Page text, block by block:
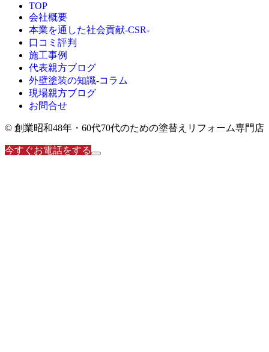
TOP
会社概要
本業を通した社会貢献-CSR-
口コミ評判
施工事例
代表親方ブログ
外壁塗装の知識‐コラム
現場親方ブログ
お問合せ
© 創業昭和48年・60代70代のための塗替えリフォーム専門店
今すぐお電話をする